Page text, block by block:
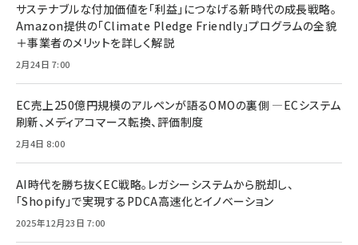
サステナブルな付加価値を「利益」につなげる新時代の成長戦略。
Amazon提供の「Climate Pledge Friendly」プログラムの全貌
＋事業者のメリットを詳しく解説
2月24日 7:00
EC売上250億円規模のアルペンが語るOMOの裏側 ―ECシステム
刷新、メディアコマース転換、評価制度
2月4日 8:00
AI時代を勝ち抜くEC戦略。レガシーシステムから脱却し、
「Shopify」で実現するPDCA高速化とイノベーション
2025年12月23日 7:00